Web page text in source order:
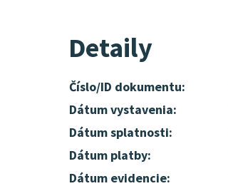
Detaily
Číslo/ID dokumentu:
Dátum vystavenia:
Dátum splatnosti:
Dátum platby:
Dátum evidencie: